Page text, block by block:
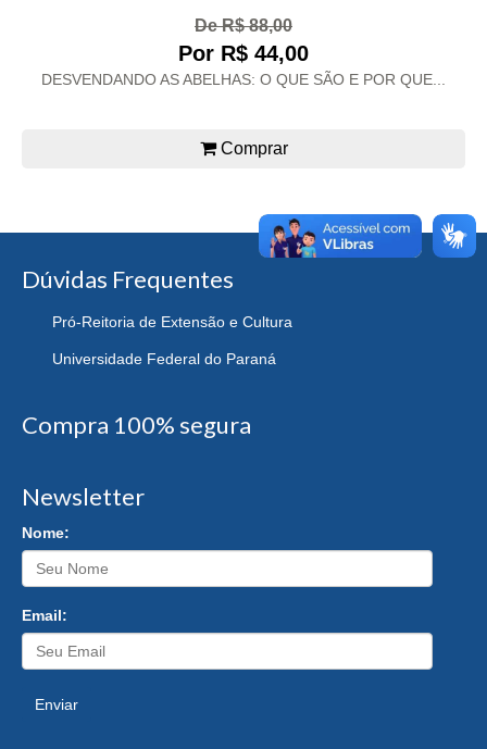
De R$ 88,00
Por R$ 44,00
DESVENDANDO AS ABELHAS: O QUE SÃO E POR QUE...
Comprar
Dúvidas Frequentes
Pró-Reitoria de Extensão e Cultura
Universidade Federal do Paraná
Compra 100% segura
Newsletter
Nome:
Email:
Enviar